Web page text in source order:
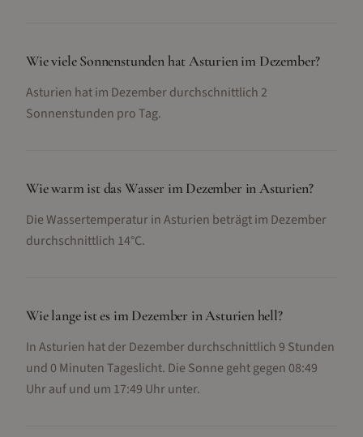
Wie viele Sonnenstunden hat Asturien im Dezember?
Asturien hat im Dezember durchschnittlich 2
Sonnenstunden pro Tag.
Wie warm ist das Wasser im Dezember in Asturien?
Die Wassertemperatur in Asturien beträgt im Dezember
durchschnittlich 14°C.
Wie lange ist es im Dezember in Asturien hell?
In Asturien hat der Dezember durchschnittlich 9 Stunden
und 0 Minuten Tageslicht. Die Sonne geht gegen 08:49
Uhr auf und um 17:49 Uhr unter.